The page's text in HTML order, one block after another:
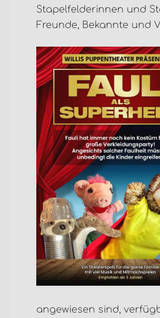
Stapelfelderinnen und
Freunde, Bekannte und
angewiesen sind,